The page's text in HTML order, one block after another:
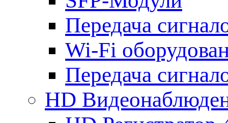
Передача
Wi-Fi
Передача
HD